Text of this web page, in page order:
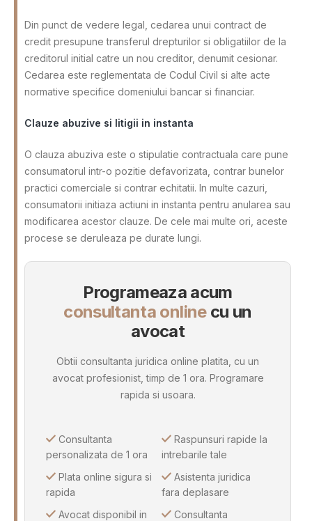
Din punct de vedere legal, cedarea unui contract de
credit presupune transferul drepturilor si obligatiilor de la
creditorul initial catre un nou creditor, denumit cesionar.
Cedarea este reglementata de Codul Civil si alte acte
normative specifice domeniului bancar si financiar.
Clauze abuzive si litigii in instanta
O clauza abuziva este o stipulatie contractuala care pune
consumatorul intr-o pozitie defavorizata, contrar bunelor
practici comerciale si contrar echitatii. In multe cazuri,
consumatorii initiaza actiuni in instanta pentru anularea sau
modificarea acestor clauze. De cele mai multe ori, aceste
procese se deruleaza pe durate lungi.
Programeaza acum
consultanta onlinecu un
avocat
Obtii consultanta juridica online platita, cu un
avocat profesionist, timp de 1 ora. Programare
rapida si usoara.
Consultanta
personalizata de 1 ora
Plata online sigura si
rapida
Avocat disponibil in
Raspunsuri rapide la
intrebarile tale
Asistenta juridica
fara deplasare
Consultanta